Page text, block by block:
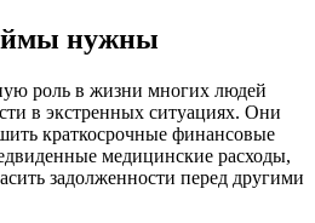
нужны
роль в жизни многих людей
в экстренных ситуациях. Они
краткосрочные финансовые
медицинские расходы,
задолженности перед другими